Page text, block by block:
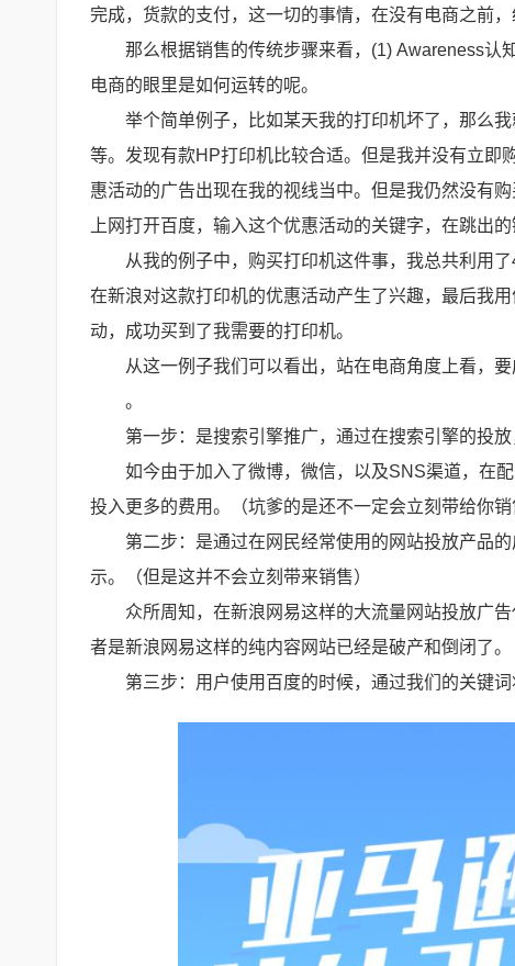
完成，货款的支付，这一切的事情，在没有电商之前
那么根据销售的传统步骤来看，(1) Awareness认
电商的眼里是如何运转的呢。
举个简单例子，比如某天我的打印机坏了，那么
等。发现有款HP打印机比较合适。但是我并没有立即
惠活动的广告出现在我的视线当中。但是我仍然没有
上网打开百度，输入这个优惠活动的关键字，在跳出
从我的例子中，购买打印机这件事，我总共利用
在新浪对这款打印机的优惠活动产生了兴趣，最后我
动，成功买到了我需要的打印机。
从这一例子我们可以看出，站在电商角度上看，
。
第一步：是搜索引擎推广，通过在搜索引擎的投
如今由于加入了微博，微信，以及SNS渠道，在
投入更多的费用。（坑爹的是还不一定会立刻带给你销
第二步：是通过在网民经常使用的网站投放产品
示。（但是这并不会立刻带来销售）
众所周知，在新浪网易这样的大流量网站投放广
者是新浪网易这样的纯内容网站已经是破产和倒闭了。
第三步：用户使用百度的时候，通过我们的关键